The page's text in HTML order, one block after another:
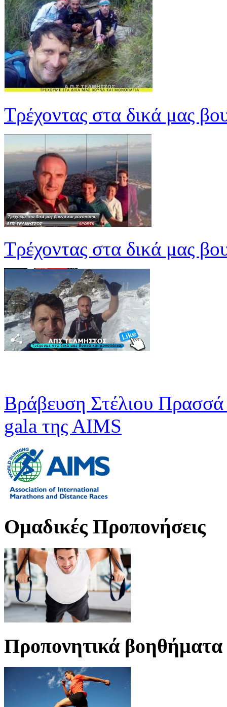
Τρέχοντας στα δικά μας
Τρέχοντας στα δικά μας
Βράβευση Στέλιου
gala της ΑΙMS
Oμαδικές Προπονήσεις
Προπονητικά βοηθήματα